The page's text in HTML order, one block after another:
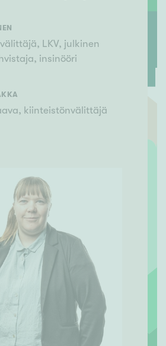
LKV, julkinen
insinööri
kiinteistönvälittäjä